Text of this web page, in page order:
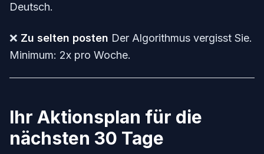
Deutsch.
❌ Zu selten posten Der Algorithmus vergisst Sie.
Minimum: 2x pro Woche.
Ihr Aktionsplan für die
nächsten 30 Tage